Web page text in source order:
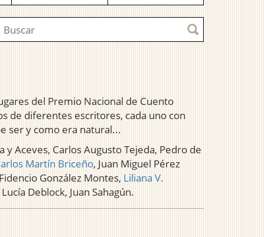
del Premio Nacional de Cuento
de diferentes escritores, cada uno con
ser y como era natural...
Aceves, Carlos Augusto Tejeda, Pedro de
Martín Briceño, Juan Miguel Pérez
González Montes, Liliana V.
Deblock, Juan Sahagún.